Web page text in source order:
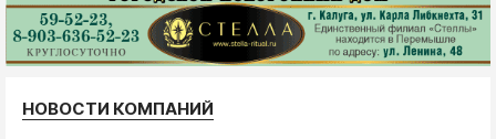
НОВОСТИ КОМПАНИЙ